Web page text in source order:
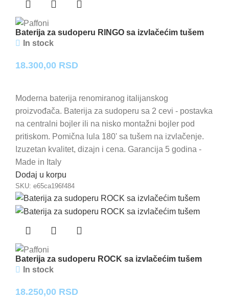
Baterija za sudoperu RINGO sa izvlačećim tušem
In stock
18.300,00 RSD
Moderna baterija renomiranog italijanskog
proizvođača. Baterija za sudoperu sa 2 cevi - postavka
na centralni bojler ili na nisko montažni bojler pod
pritiskom. Pomična lula 180' sa tušem na izvlačenje.
Izuzetan kvalitet, dizajn i cena. Garancija 5 godina -
Made in Italy
Dodaj u korpu
SKU: e65ca196f484
Baterija za sudoperu ROCK sa izvlačećim tušem
In stock
18.250,00 RSD